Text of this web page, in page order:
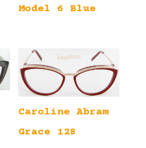
Model 6 Blue
Caroline Abram
Grace 128